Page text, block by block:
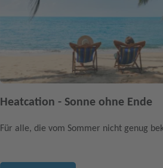
Heatcation - Sonne ohne Ende
Für alle, die vom Sommer nicht genug